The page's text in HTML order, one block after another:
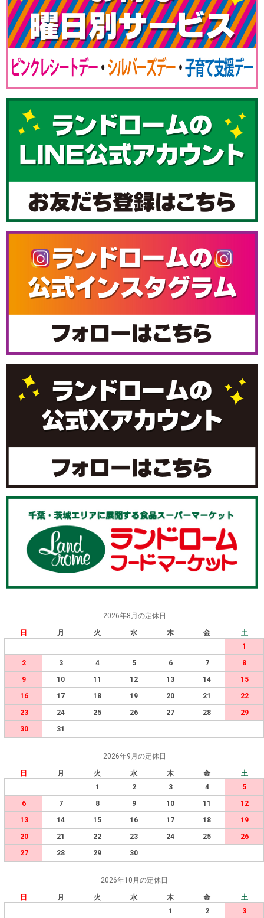
2026年8月の定休日
日 月 火 水 木 金
土
1
2
3 4 5 6 7
8
9
10 11 12 13 14
15
16
17 18 19 20 21
22
23
24 25 26 27 28
29
30
31
2026年9月の定休日
日 月 火 水 木 金
土
1
2 3 4
5
6
7 8 9 10 11
12
13
14 15 16 17 18
19
20
21 22 23 24 25
26
27
28 29 30
2026年10月の定休日
日 月 火 水 木 金
土
1
2 3